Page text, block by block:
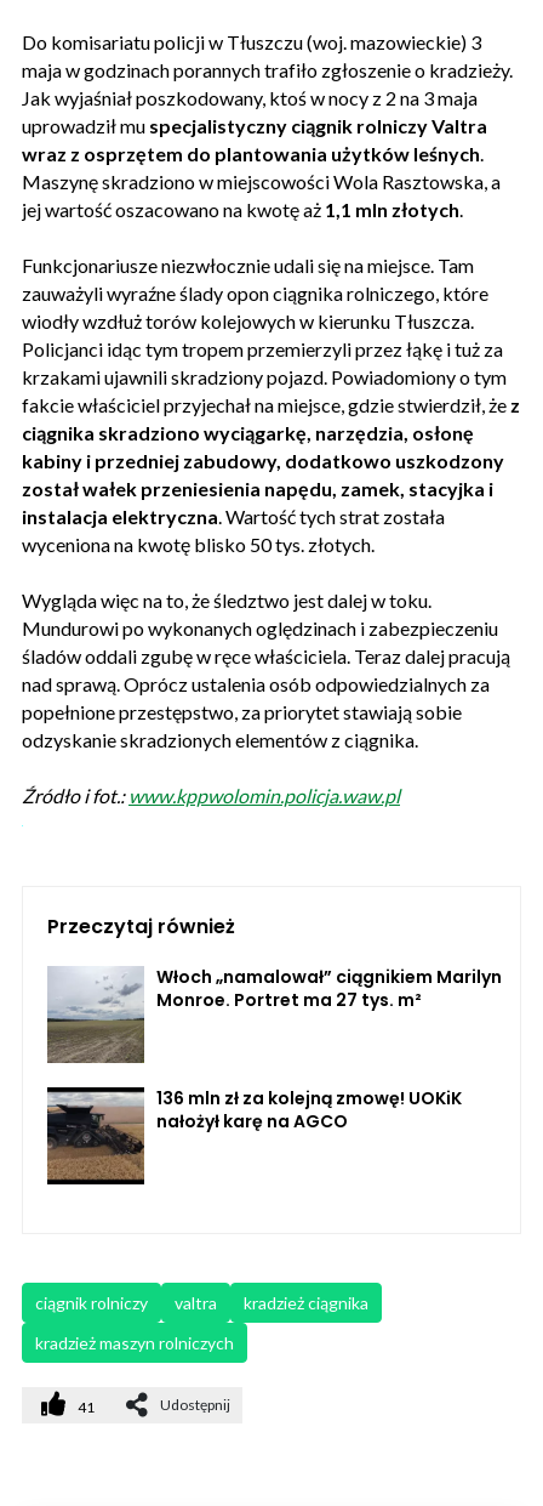
Do komisariatu policji w Tłuszczu (woj. mazowieckie) 3
maja w godzinach porannych trafiło zgłoszenie o kradzieży.
Jak wyjaśniał poszkodowany, ktoś w nocy z 2 na 3 maja
uprowadził mu specjalistyczny ciągnik rolniczy Valtra
wraz z osprzętem do plantowania użytków leśnych
Maszynę skradziono w miejscowości Wola Rasztowska, a
jej wartość oszacowano na kwotę aż 1,1 mln złotych
Funkcjonariusze niezwłocznie udali się na miejsce. Tam
zauważyli wyraźne ślady opon ciągnika rolniczego, które
wiodły wzdłuż torów kolejowych w kierunku Tłuszcza.
Policjanci idąc tym tropem przemierzyli przez łąkę i tuż za
krzakami ujawnili skradziony pojazd. Powiadomiony o tym
fakcie właściciel przyjechał na miejsce, gdzie stwierdził, że z
ciągnika skradziono wyciągarkę, narzędzia, osłonę
kabiny i przedniej zabudowy, dodatkowo uszkodzony
został wałek przeniesienia napędu, zamek, stacyjka i
instalacja elektryczna . Wartość tych strat została
wyceniona na kwotę blisko 50 tys. złotych.
Wygląda więc na to, że śledztwo jest dalej w toku.
Mundurowi po wykonanych oględzinach i zabezpieczeniu
śladów oddali zgubę w ręce właściciela. Teraz dalej pracują
nad sprawą. Oprócz ustalenia osób odpowiedzialnych za
popełnione przestępstwo, za priorytet stawiają sobie
odzyskanie skradzionych elementów z ciągnika.
Źródło i fot.: www.kppwolomin.policja.waw.pl
Przeczytaj również
Włoch „namalował” ciągnikiem Marilyn
Monroe. Portret ma 27 tys. m²
136 mln zł za kolejną zmowę! UOKiK
nałożył karę na AGCO
ciągnik rolniczy valtra
kradzież ciągnika
kradzież maszyn rolniczych
41 Udostępnij